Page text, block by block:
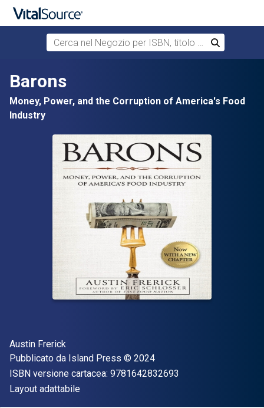
Cerca nel Negozio per ISBN, titolo o autore
Cerca
Barons
Money, Power, and the Corruption of America's Food
Industry
Autore(i)
Austin Frerick
Editore
Pubblicato da Island Press Copyright
© 2024
ISBN versione cartacea: 9781642832693
Formato
Layout adattabile